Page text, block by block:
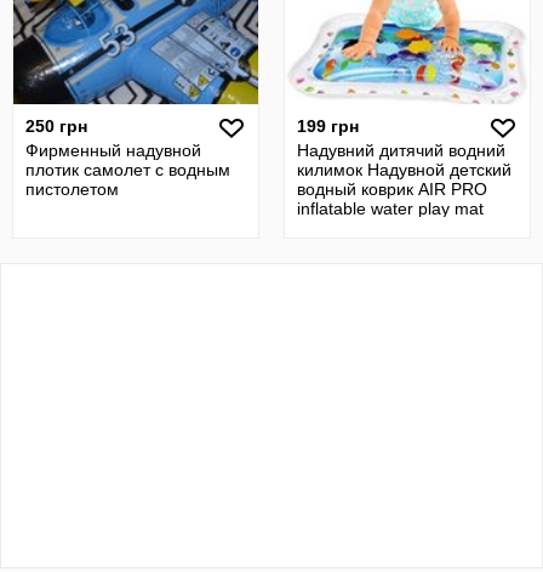
250 грн
Фирменный надувной
плотик самолет с водным
пистолетом
199 грн
Надувний дитячий водний
килимок Надувной детский
водный коврик AIR PRO
inflatable water play mat